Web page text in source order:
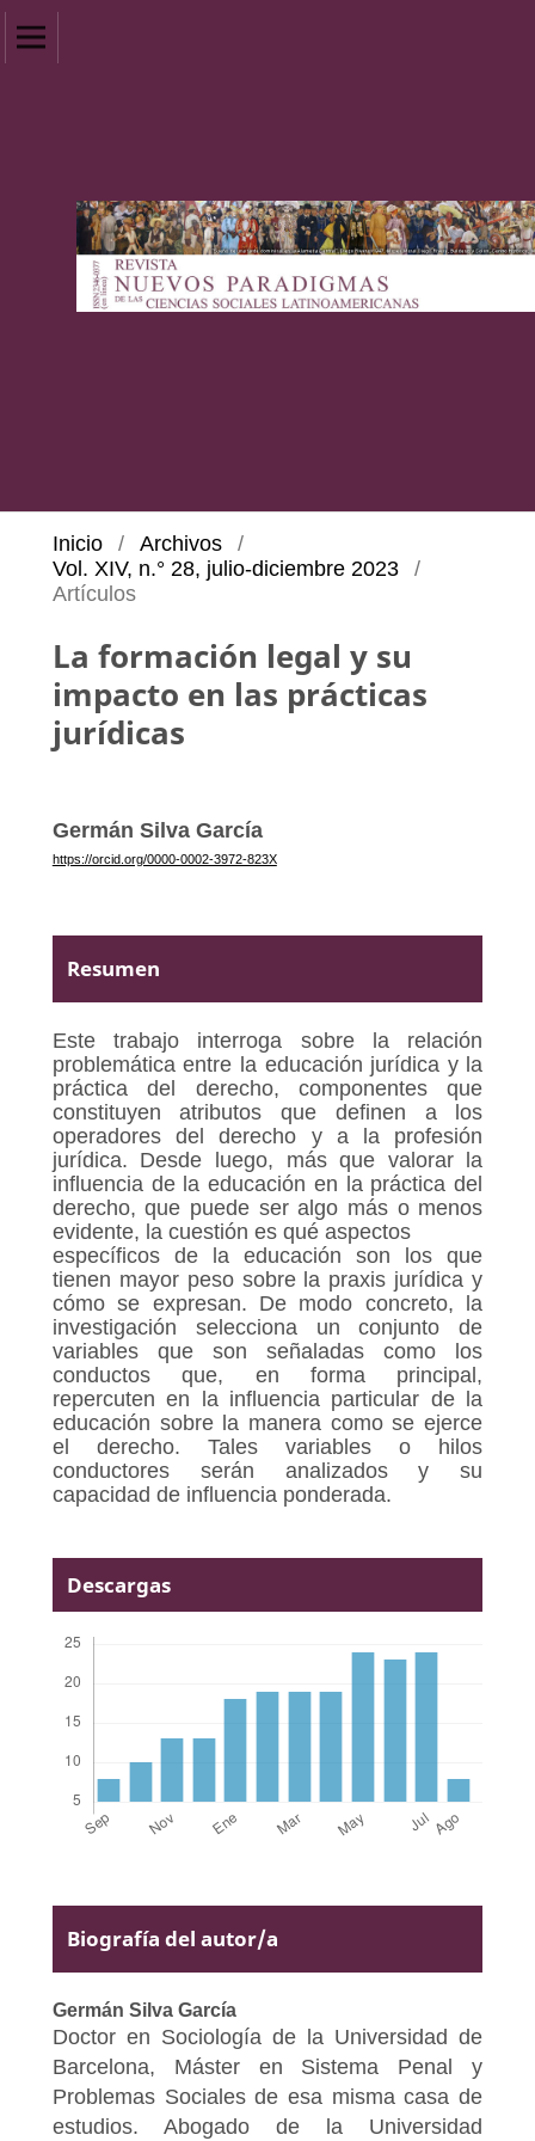
Inicio / Archivos
/
Vol. XIV, n.° 28, julio-diciembre 2023
/
Artículos
La formación legal y su
impacto en las prácticas
jurídicas
Germán Silva García
https://orcid.org/0000-0002-3972-823X
Resumen
Este trabajo interroga sobre la relación
problemática entre la educación jurídica y la
práctica del derecho, componentes que
constituyen atributos que definen a los
operadores del derecho y a la profesión
jurídica. Desde luego, más que valorar la
influencia de la educación en la práctica del
derecho, que puede ser algo más o menos
evidente, la cuestión es qué aspectos
específicos de la educación son los que
tienen mayor peso sobre la praxis jurídica y
cómo se expresan. De modo concreto, la
investigación selecciona un conjunto de
variables que son señaladas como los
conductos que, en forma principal,
repercuten en la influencia particular de la
educación sobre la manera como se ejerce
el derecho. Tales variables o hilos
conductores serán analizados y su
capacidad de influencia ponderada.
Descargas
Biografía del autor/a
Germán Silva García
Doctor en Sociología de la Universidad de
Barcelona, Máster en Sistema Penal y
Problemas Sociales de esa misma casa de
estudios. Abogado de la Universidad